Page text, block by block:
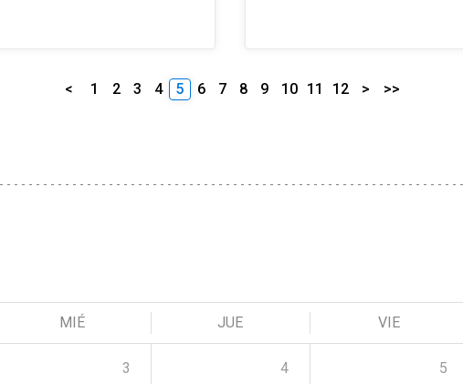
< 1 2 3 4 5 6 7 8 9 10 11 12 > >>
MIÉ JUE VIE
3 4 5